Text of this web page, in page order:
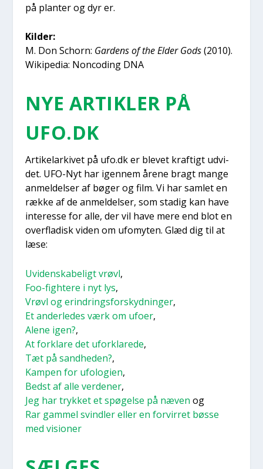
på plan­ter og dyr er.
Kil­der:
M. Don Schorn: Gar­dens of the Elder Gods(2010).
Wikipe­dia: Non­coding DNA
NYE ARTIK­LER PÅ
UFO.DK
Arti­kel­ar­ki­vet på ufo.dk er ble­vet kraf­tigt udvi­
det. UFO-Nyt har igen­nem åre­ne bragt man­ge
anmel­del­ser af bøger og film. Vi har sam­let en
ræk­ke af de anmel­del­ser, som sta­dig kan have
inter­es­se for alle, der vil have mere end blot en
over­fla­disk viden om ufo­myten. Glæd dig til at
læse:
Uvi­den­ska­be­ligt vrøvl,
Foo-figh­te­re i nyt lys,
Vrøvl og erin­drings­for­skyd­nin­ger,
Et ander­le­des værk om ufo­er,
Ale­ne igen?,
At for­kla­re det ufor­kla­re­de,
Tæt på sand­he­den?,
Kam­pen for ufo­lo­gi­en,
Bedst af alle ver­de­ner,
Jeg har tryk­ket et spø­gel­se på næven og
Rar gam­mel svind­ler eller en for­vir­ret bøs­se
med visio­ner